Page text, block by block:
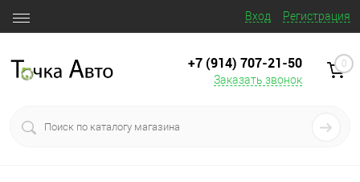
Вход Регистрация
+7 (914) 707‒21‒50
Заказать звонок
0